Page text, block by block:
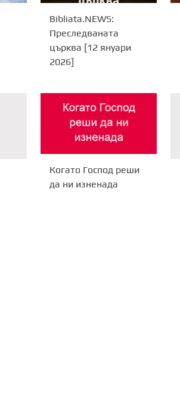
Bibliata.NEWS:
Преследваната
църква [12 януари
2026]
Когато Господ реши
да ни изненада